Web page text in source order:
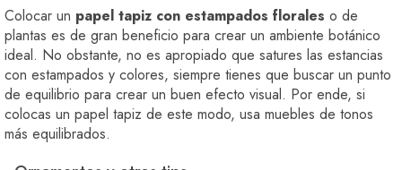
Colocar un papel tapiz con estampados florales o de
plantas es de gran beneficio para crear un ambiente botánico
ideal. No obstante, no es apropiado que satures las estancias
con estampados y colores, siempre tienes que buscar un punto
de equilibrio para crear un buen efecto visual. Por ende, si
colocas un papel tapiz de este modo, usa muebles de tonos
más equilibrados.